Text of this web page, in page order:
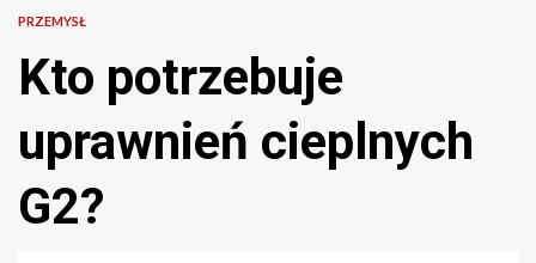
PRZEMYSŁ
Kto potrzebuje
uprawnień cieplnych
G2?